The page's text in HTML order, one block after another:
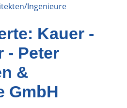
Ingenieure
Kauer -
- Peter
&
GmbH